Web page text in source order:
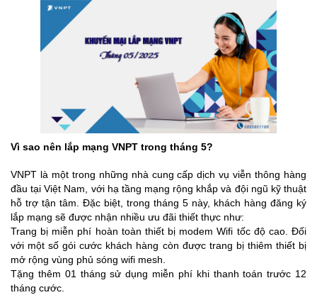
Vì sao nên lắp mạng VNPT trong tháng 5?
VNPT là một trong những nhà cung cấp dịch vụ viễn thông hàng
đầu tại Việt Nam, với hạ tầng mạng rộng khắp và đội ngũ kỹ thuật
hỗ trợ tận tâm. Đặc biệt, trong tháng 5 này, khách hàng đăng ký
lắp mạng sẽ được nhận nhiều ưu đãi thiết thực như:
Trang bị miễn phí hoàn toàn thiết bị modem Wifi tốc độ cao. Đối
với một số gói cước khách hàng còn được trang bị thiêm thiết bị
mở rộng vùng phủ sóng wifi mesh.
Tặng thêm 01 tháng sử dụng miễn phí khi thanh toán trước 12
tháng cước.